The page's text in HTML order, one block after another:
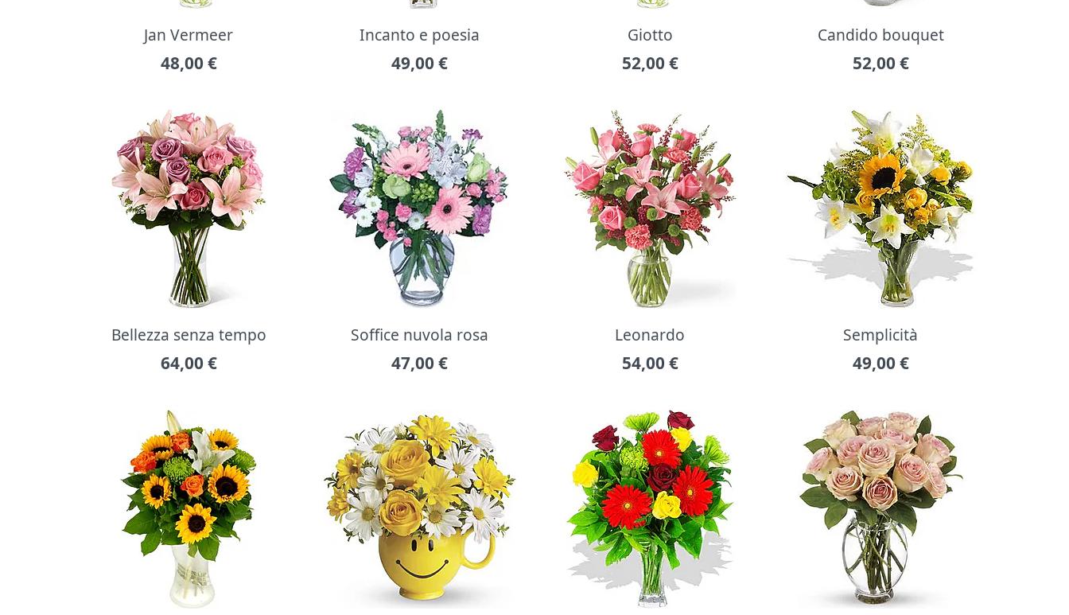
Jan Vermeer
48,00 €
Incanto e poesia
49,00 €
Giotto
52,00 €
Candido bouquet
52,00 €
Bellezza senza tempo
64,00 €
Soffice nuvola rosa
47,00 €
Leonardo
54,00 €
Semplicità
49,00 €